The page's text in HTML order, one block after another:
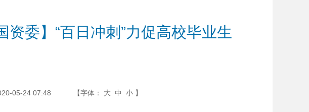
资委】“百日冲刺”力促高校毕业生
05-24 07:48 【字体： 大 中 小 】